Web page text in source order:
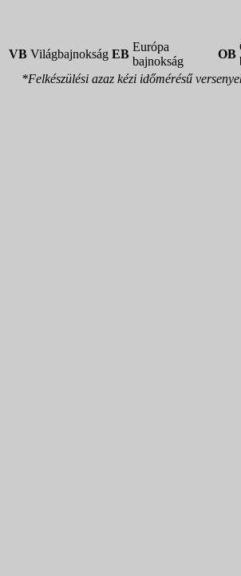
VB Világbajnokság EB
Európa
bajnokság
OB
*Felkészülési azaz kézi időmérésű